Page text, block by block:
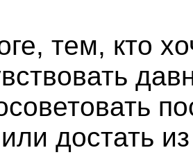
тем, кто
достать